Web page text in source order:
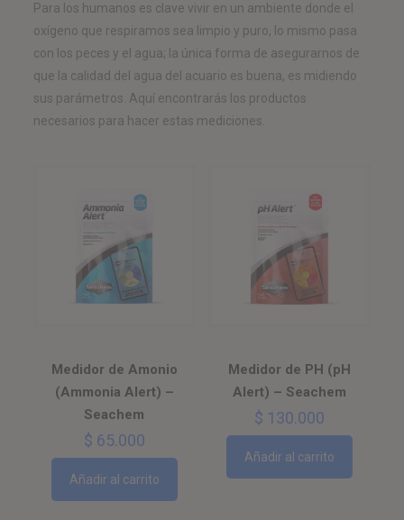
Para los humanos es clave vivir en un ambiente donde el
oxígeno que respiramos sea limpio y puro, lo mismo pasa
con los peces y el agua; la única forma de asegurarnos de
que la calidad del agua del acuario es buena, es midiendo
sus parámetros. Aquí encontrarás los productos
necesarios para hacer estas mediciones.
Medidor de Amonio
(Ammonia Alert) –
Seachem
$ 65.000
Añadir al carrito
Medidor de PH (pH
Alert) – Seachem
$ 130.000
Añadir al carrito